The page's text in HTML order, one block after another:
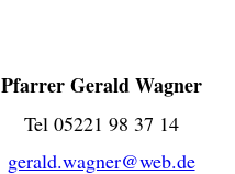
Pfarrer Gerald Wagner
Tel 05221 98 37 14
gerald.wagner@web.de